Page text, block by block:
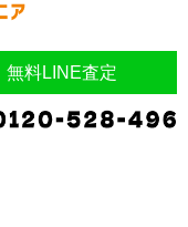
無料LINE査定